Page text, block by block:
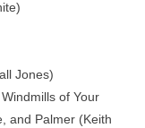
Jones)
of Your
and Palmer (Keith